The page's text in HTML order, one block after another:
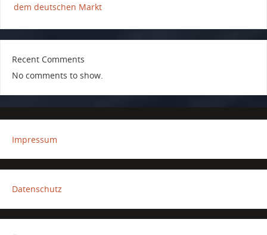
dem deutschen Markt
Recent Comments
No comments to show.
Impressum
Datenschutz